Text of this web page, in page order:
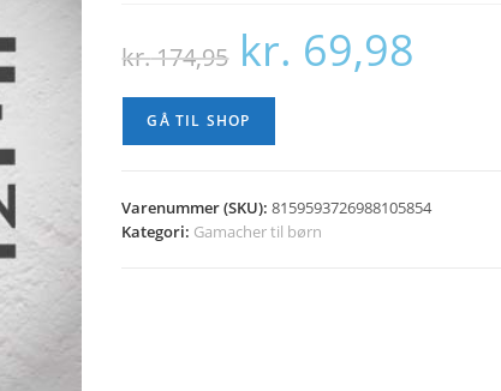
kr.174,95
Den
oprindelige
pris
kr. 174,95.
kr. 69,98
GÅ TIL SHOP
Varenummer (SKU):8159593726988105854
Kategori: Gamacher til børn